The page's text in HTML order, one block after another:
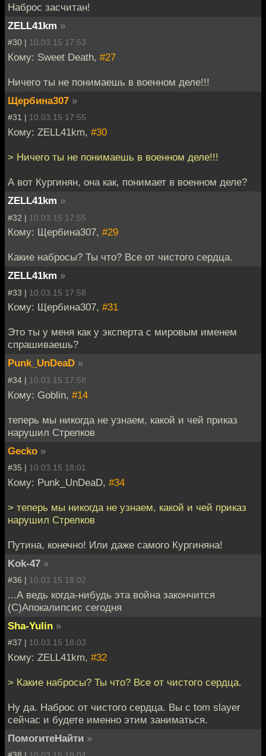
Наброс засчитан!
ZELL41km »
#30 | 10.03.15 17:53
Кому: Sweet Death, #27
Ничего ты не понимаешь в военном деле!!!
Щербина307 »
#31 | 10.03.15 17:55
Кому: ZELL41km, #30
> Ничего ты не понимаешь в военном деле!!!
А вот Кургинян, она как, понимает в военном деле?
ZELL41km »
#32 | 10.03.15 17:55
Кому: Щербина307, #29
Какие набросы? Ты что? Все от чистого сердца.
ZELL41km »
#33 | 10.03.15 17:58
Кому: Щербина307, #31
Это ты у меня как у эксперта с мировым именем
спрашиваешь?
Punk_UnDeaD »
#34 | 10.03.15 17:58
Кому: Goblin, #14
теперь мы никогда не узнаем, какой и чей приказ
нарушил Стрелков
Gecko »
#35 | 10.03.15 18:01
Кому: Punk_UnDeaD, #34
> теперь мы никогда не узнаем, какой и чей приказ
нарушил Стрелков
Путина, конечно! Или даже самого Кургиняна!
Kok-47 »
#36 | 10.03.15 18:02
...А ведь когда-нибудь эта война закончится
(С)Апокалипсис сегодня
Sha-Yulin »
#37 | 10.03.15 18:03
Кому: ZELL41km, #32
> Какие набросы? Ты что? Все от чистого сердца.
Ну да. Наброс от чистого сердца. Вы с tom slayer
сейчас и будете именно этим заниматься.
ПомогитеНайти »